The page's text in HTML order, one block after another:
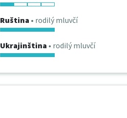
Ruština • rodilý mluvčí
Ukrajinština • rodilý mluvčí